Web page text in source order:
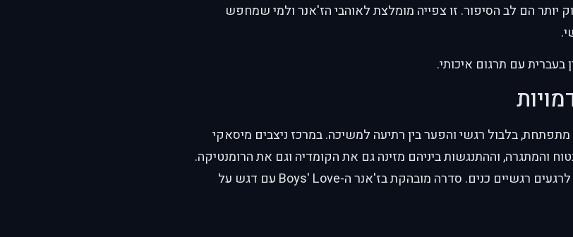
יותר הם לב הסיפור. זו צפייה מומלצת לאוהבי הז'אנר ולמי שמחפש
בעברית עם תרגום איכותי.
בלבול רגשי והפער בין רתיעה למשיכה. במרכז ניצבים מיסאקי
והמתגרה, וההתנגשות ביניהם מזינה גם את הקומדיה וגם את הרומנטיקה.
הטון נע בין קלילות משעשעת לרגעים רגשיים כנים. סדרה מובהקת בז'אנר ה-Boys' Love עם דגש על